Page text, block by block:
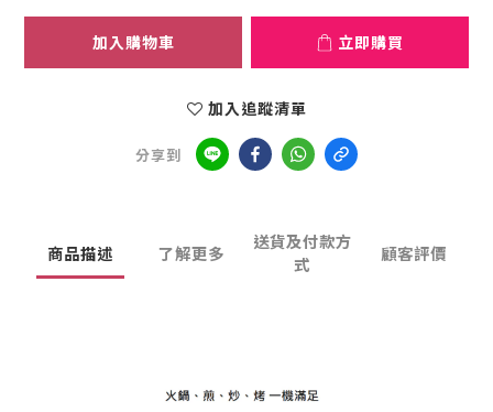
加入購物車 立即購買
加入追蹤清單
分享到
商品描述 了解更多
送貨及付款方
式
顧客評價